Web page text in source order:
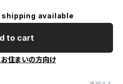
available
to cart
住まいの方向け